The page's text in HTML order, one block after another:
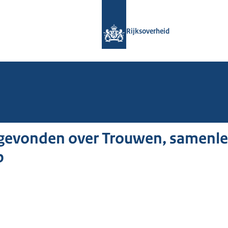
Rijksoverheid
over Trouwen,